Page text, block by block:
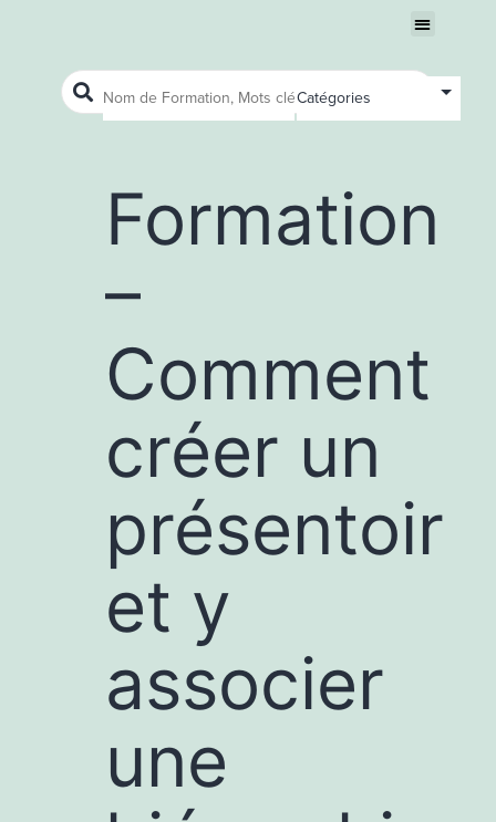
Formation
–
Comment
créer un
présentoir
et y
associer
une